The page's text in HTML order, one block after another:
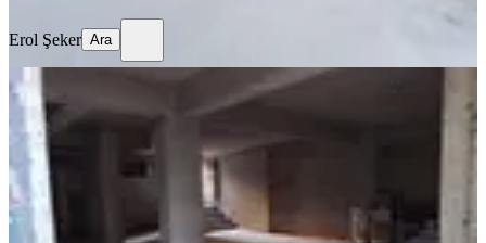
Erol Şeker Ara
Sahibinden Kiralık Depo
İzmir, Buca
105 m²
Kot 1·